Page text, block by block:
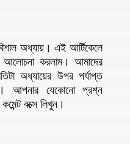
অধ্যায়। এই আর্টিকেলে
করলাম। আমাদের
অধ্যায়ের উপর পর্যাপ্ত
আপনার যেকোনো প্রশ্ন
বক্সে লিখুন।